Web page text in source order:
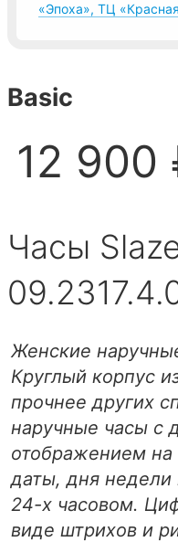
«Эпоха», ТЦ
Basic
12 900
Часы
Женские
Круглый корпус
прочнее других
наручные часы с
отображением
даты, дня недели
24-х часовом.
виде штрихов и